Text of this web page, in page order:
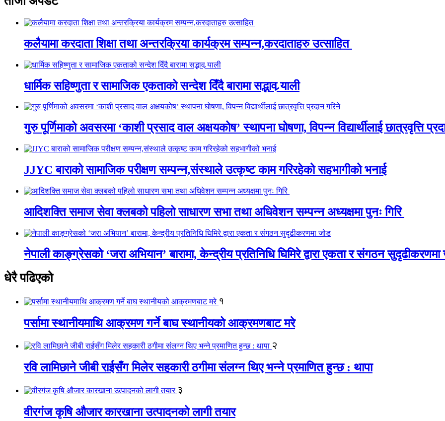
कलैयामा करदाता शिक्षा तथा अन्तरक्रिया कार्यक्रम सम्पन्न,करदाताहरु उत्साहित
धार्मिक सहिष्णुता र सामाजिक एकताको सन्देश दिँदै बारामा सद्भाव र्‍याली
गुरु पूर्णिमाको अवसरमा ‘काशी प्रसाद वाल अक्षयकोष’ स्थापना घोषणा, विपन्न विद्यार्थीलाई छात्रवृत्ति
JJYC बाराको सामाजिक परीक्षण सम्पन्न,संस्थाले उत्कृष्ट काम गरिरहेको सहभागीको भनाई
आदिशक्ति समाज सेवा क्लबको पहिलो साधारण सभा तथा अधिवेशन सम्पन्न अध्यक्षमा पुनः गिरि
नेपाली काङ्ग्रेसको ‘जरा अभियान’ बारामा, केन्द्रीय प्रतिनिधि घिमिरे द्वारा एकता र संगठन
धेरै पढिएको
१
पर्सामा स्थानीयमाथि आक्रमण गर्ने बाघ स्थानीयको आक्रमणबाट मरे
२
रवि लामिछाने जीबी राईसँग मिलेर सहकारी ठगीमा संलग्न थिए भन्ने प्रमाणित हुन्छ : थापा
३
वीरगंज कृषि औजार कारखाना उत्पादनको लागी तयार